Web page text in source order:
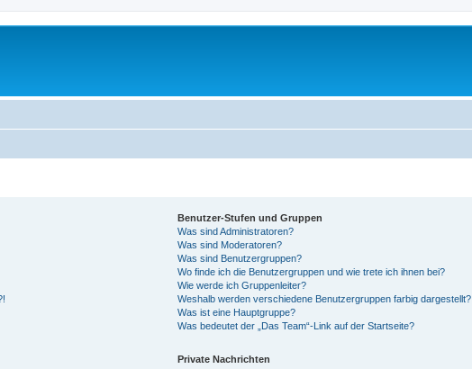
Benutzer-Stufen und Gruppen
Was sind Administratoren?
Was sind Moderatoren?
Was sind Benutzergruppen?
Wo finde ich die Benutzergruppen und wie trete ich ihnen bei?
Wie werde ich Gruppenleiter?
Weshalb werden verschiedene Benutzergruppen farbig dargestellt?
Was ist eine Hauptgruppe?
Was bedeutet der „Das Team“-Link auf der Startseite?
Private Nachrichten